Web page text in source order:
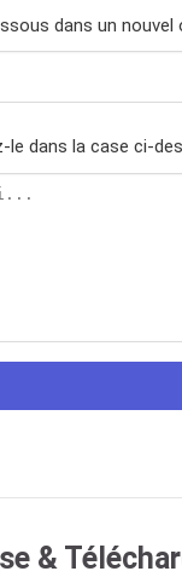
dans un nouvel
dans la case ci-
&